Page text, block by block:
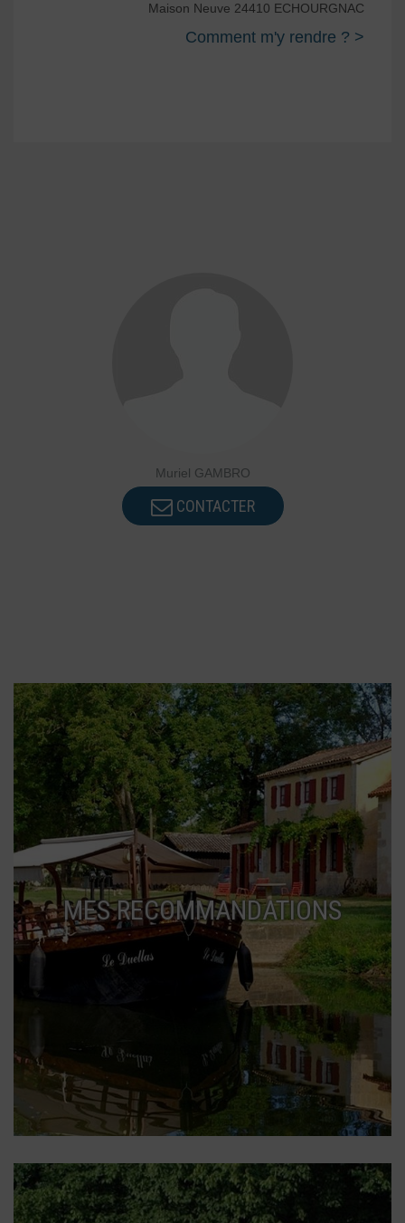
Maison Neuve 24410 ECHOURGNAC
Comment m'y rendre ? >
Muriel GAMBRO
CONTACTER
MES RECOMMANDATIONS